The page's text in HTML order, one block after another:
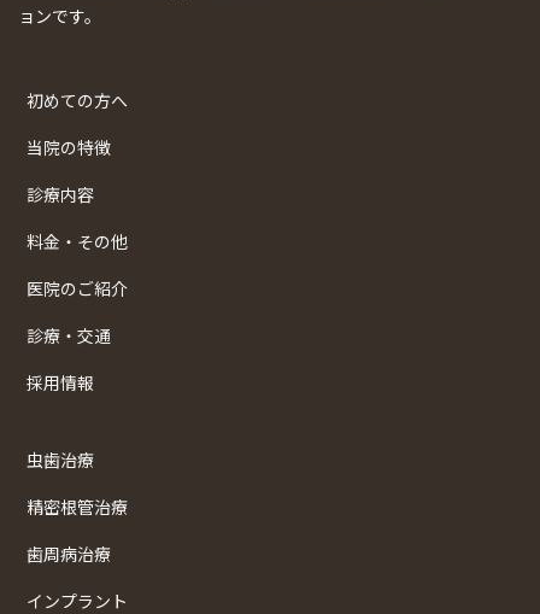
ョンです。
初めての方へ
当院の特徴
診療内容
料金・その他
医院のご紹介
診療・交通
採用情報
虫歯治療
精密根管治療
歯周病治療
インプラント